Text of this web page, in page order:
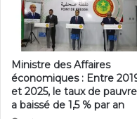
Ministre des Affaires
économiques : Entre
et 2025, le taux de
a baissé de 1,5 % par an